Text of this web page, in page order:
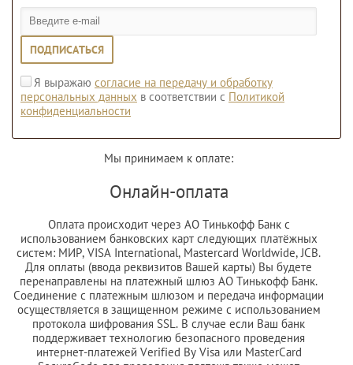
Я выражаю согласие на передачу и обработку
персональных данных в соответствии с Политикой
конфиденциальности
ПОДПИСАТЬСЯ
Мы принимаем к оплате:
Онлайн-оплата
Оплата происходит через АО Тинькофф Банк с
использованием банковских карт следующих платёжных
систем: МИР, VISA International, Mastercard Worldwide, JCB.
Для оплаты (ввода реквизитов Вашей карты) Вы будете
перенаправлены на платежный шлюз АО Тинькофф Банк.
Соединение с платежным шлюзом и передача информации
осуществляется в защищенном режиме с использованием
протокола шифрования SSL. В случае если Ваш банк
поддерживает технологию безопасного проведения
интернет-платежей Verified By Visa или MasterCard